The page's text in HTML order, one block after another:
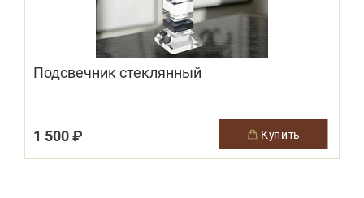
Подсвечник стеклянный
1 500 ₽ купить